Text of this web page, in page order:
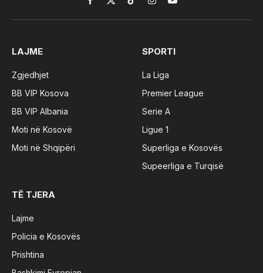
Facebook
X
(Twitter)
TikTokInstagramYouTube
LAJME
Zgjedhjet
BB VIP Kosova
BB VIP Albania
Moti në Kosovë
Moti në Shqipëri
SPORTI
La Liga
Premier League
Serie A
Ligue 1
Superliga e Kosovës
Supeerliga e Turqisë
TË TJERA
Lajme
Policia e Kosovës
Prishtina